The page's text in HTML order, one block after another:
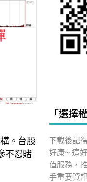
。台股
不忍賭
「選擇
下載後記
好康~ 這
值服務，
手重要資